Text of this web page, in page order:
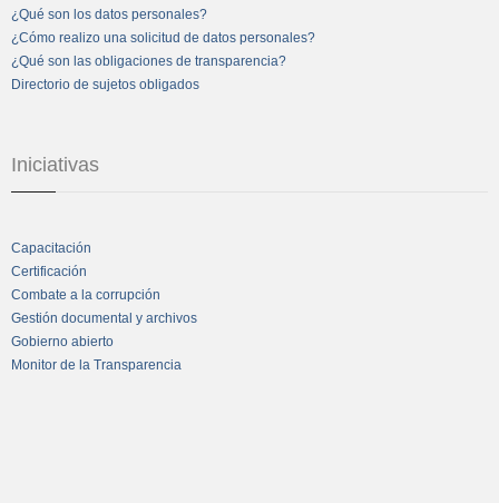
¿Qué son los datos personales?
¿Cómo realizo una solicitud de datos personales?
¿Qué son las obligaciones de transparencia?
Directorio de sujetos obligados
Iniciativas
Capacitación
Certificación
Combate a la corrupción
Gestión documental y archivos
Gobierno abierto
Monitor de la Transparencia